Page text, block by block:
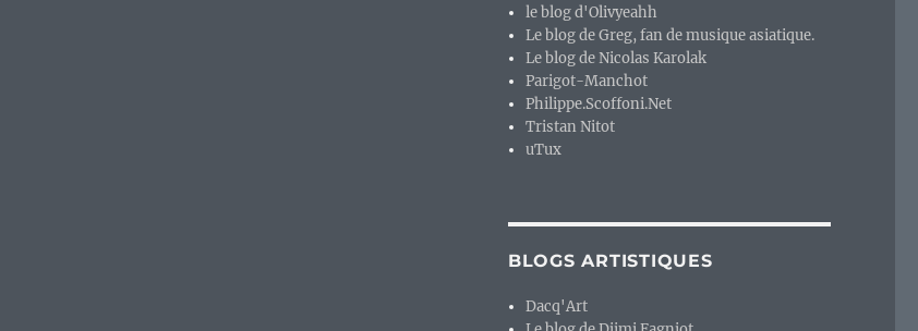
le blog d'Olivyeahh
Le blog de Greg, fan de musique asiatique.
Le blog de Nicolas Karolak
Parigot-Manchot
Philippe.Scoffoni.Net
Tristan Nitot
uTux
BLOGS ARTISTIQUES
Dacq'Art